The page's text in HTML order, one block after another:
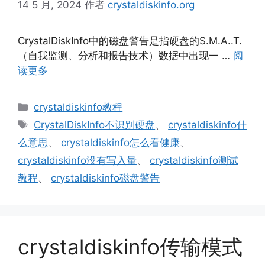
14 5 月, 2024 作者 crystaldiskinfo.org
CrystalDiskInfo中的磁盘警告是指硬盘的S.M.A..T.
（自我监测、分析和报告技术）数据中出现一 … 阅
读更多
分
类
crystaldiskinfo教程
标
签
CrystalDiskInfo不识别硬盘、 crystaldiskinfo什
么意思、 crystaldiskinfo怎么看健康、
crystaldiskinfo没有写入量、 crystaldiskinfo测试
教程、 crystaldiskinfo磁盘警告
crystaldiskinfo传输模式